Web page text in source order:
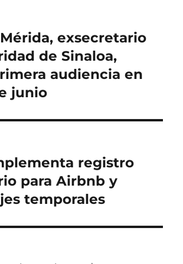
o
e
a
exsecretario
de Sinaloa,
audiencia en
junio
registro
para Airbnb y
temporales